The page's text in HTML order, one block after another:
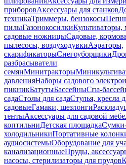
приборовАксессуары для станков
техникаТриммеры, бензокосы
пилыГазонокосилкиКультиваторы,
садовые ножницыСадовые,
пылесосы, воздуходувкиАэраторы,
скарификаторыСнегоуборщики
разбрасыватели
семянМинитракторы
давленияНаборы садового
пикникБатутыБассейныСпа-
садаСтолы для садаСтулья, кресла
садовыеГамаки, шезлонги
тентыАксессуары для садовой
коптильниДетская площадка
холодильникиПортативные
аудиосистемыОборудование для
канализационныеПруды,
насосы, стерилизаторы для прудов